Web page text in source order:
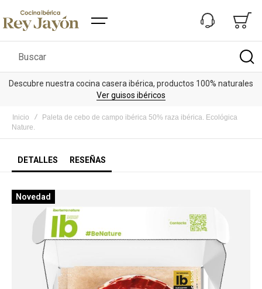
Buscar
Descubre nuestra cocina casera ibérica, productos 100% naturales
Ver guisos ibéricos
Inicio
Paleta de cebo de campo ibérica 50% raza ibérica. Ecológica
Nature.
DETALLES RESEÑAS
Saltar
al
imágenes
Novedad